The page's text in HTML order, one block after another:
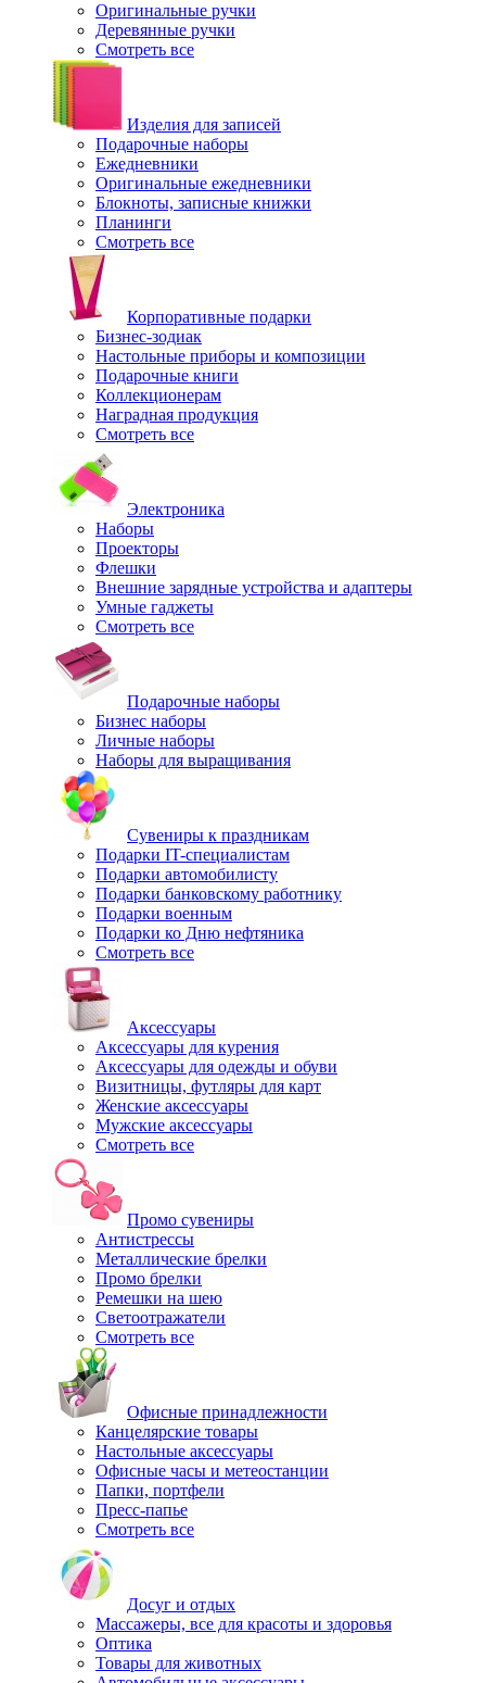
Оригинальные ручки
Деревянные ручки
Смотреть все
Изделия для записей
Подарочные наборы
Ежедневники
Оригинальные ежедневники
Блокноты, записные книжки
Планинги
Смотреть все
Корпоративные подарки
Бизнес-зодиак
Настольные приборы и композиции
Подарочные книги
Коллекционерам
Наградная продукция
Смотреть все
Электроника
Наборы
Проекторы
Флешки
Внешние зарядные устройства и адаптеры
Умные гаджеты
Смотреть все
Подарочные наборы
Бизнес наборы
Личные наборы
Наборы для выращивания
Сувениры к праздникам
Подарки IT-специалистам
Подарки автомобилисту
Подарки банковскому работнику
Подарки военным
Подарки ко Дню нефтяника
Смотреть все
Аксессуары
Аксессуары для курения
Аксессуары для одежды и обуви
Визитницы, футляры для карт
Женские аксессуары
Мужские аксессуары
Смотреть все
Промо сувениры
Антистрессы
Металлические брелки
Промо брелки
Ремешки на шею
Светоотражатели
Смотреть все
Офисные принадлежности
Канцелярские товары
Настольные аксессуары
Офисные часы и метеостанции
Папки, портфели
Пресс-папье
Смотреть все
Досуг и отдых
Массажеры, все для красоты и здоровья
Оптика
Товары для животных